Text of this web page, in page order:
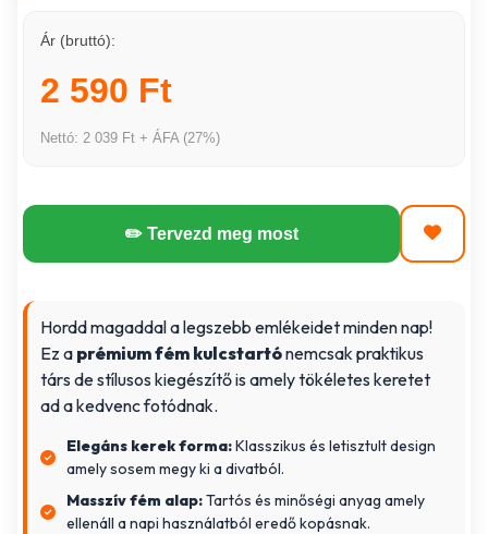
Ár (bruttó):
2 590 Ft
Nettó: 2 039 Ft + ÁFA (27%)
✏️ Tervezd meg most
Hordd magaddal a legszebb emlékeidet minden nap!
Ez a prémium fém kulcstartónemcsak praktikus
társ de stílusos kiegészítő is amely tökéletes keretet
ad a kedvenc fotódnak.
Elegáns kerek forma:Klasszikus és letisztult design
amely sosem megy ki a divatból.
Masszív fém alap:Tartós és minőségi anyag amely
ellenáll a napi használatból eredő kopásnak.